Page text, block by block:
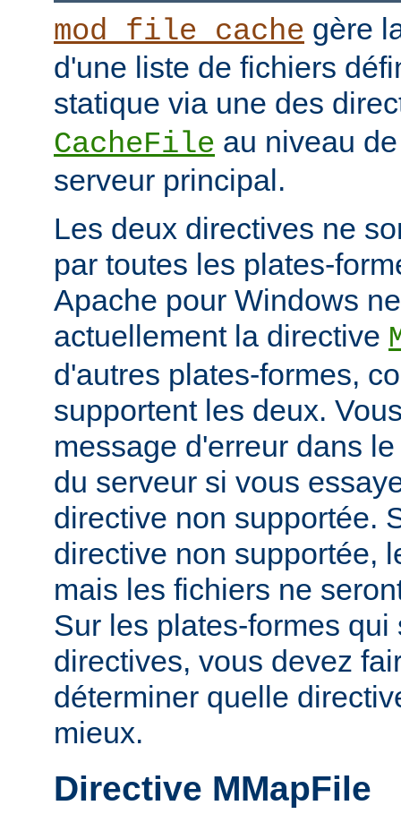
mod_file_cache gère
d'une liste de fichiers
statique via une des
CacheFile au niveau
serveur principal.
Les deux directives ne
par toutes les plates-
Apache pour Windows
actuellement la directive
d'autres plates-formes,
supportent les deux.
message d'erreur dans
du serveur si vous
directive non supportée.
directive non supportée,
mais les fichiers ne
Sur les plates-formes
directives, vous devez
déterminer quelle
mieux.
Directive MMapFile